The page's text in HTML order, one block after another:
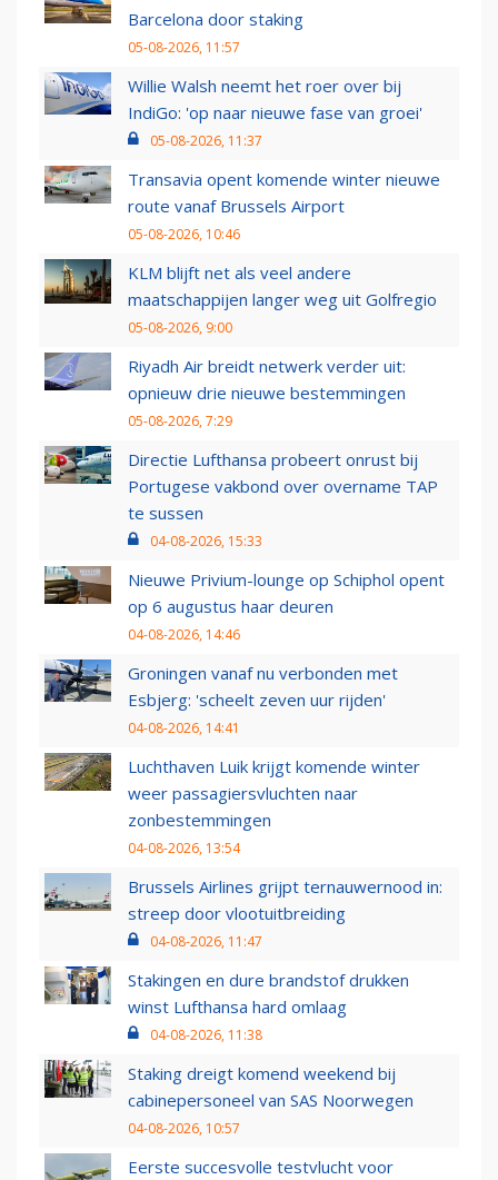
Barcelona door staking
05-08-2026, 11:57
Willie Walsh neemt het roer over bij
IndiGo: 'op naar nieuwe fase van groei'
05-08-2026, 11:37
Transavia opent komende winter nieuwe
route vanaf Brussels Airport
05-08-2026, 10:46
KLM blijft net als veel andere
maatschappijen langer weg uit Golfregio
05-08-2026, 9:00
Riyadh Air breidt netwerk verder uit:
opnieuw drie nieuwe bestemmingen
05-08-2026, 7:29
Directie Lufthansa probeert onrust bij
Portugese vakbond over overname TAP
te sussen
04-08-2026, 15:33
Nieuwe Privium-lounge op Schiphol opent
op 6 augustus haar deuren
04-08-2026, 14:46
Groningen vanaf nu verbonden met
Esbjerg: 'scheelt zeven uur rijden'
04-08-2026, 14:41
Luchthaven Luik krijgt komende winter
weer passagiersvluchten naar
zonbestemmingen
04-08-2026, 13:54
Brussels Airlines grijpt ternauwernood in:
streep door vlootuitbreiding
04-08-2026, 11:47
Stakingen en dure brandstof drukken
winst Lufthansa hard omlaag
04-08-2026, 11:38
Staking dreigt komend weekend bij
cabinepersoneel van SAS Noorwegen
04-08-2026, 10:57
Eerste succesvolle testvlucht voor